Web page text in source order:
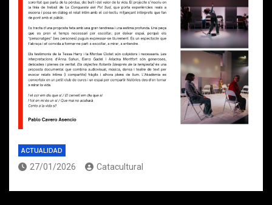
ACTUALIDAD
27/01/2026 Catacultural